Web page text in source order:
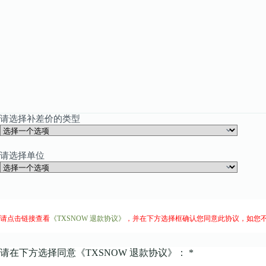
请选择补差价的类型
请选择单位
请点击链接查看 《TXSNOW 退款协议》 ，并在下方选择框确认您同意此协议，如您
请在下方选择同意《TXSNOW 退款协议》： *